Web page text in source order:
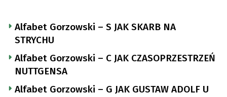
Alfabet Gorzowski – S JAK SKARB NA
STRYCHU
Alfabet Gorzowski – C JAK CZASOPRZESTRZEŃ
NUTTGENSA
Alfabet Gorzowski – G JAK GUSTAW ADOLF U